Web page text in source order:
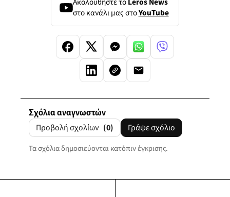
στο κανάλι μας στοYouTube
Σχόλια αναγνωστών
Προβολή σχολίων (0) Γράψε σχόλιο
Τα σχόλια δημοσιεύονται κατόπιν έγκρισης.